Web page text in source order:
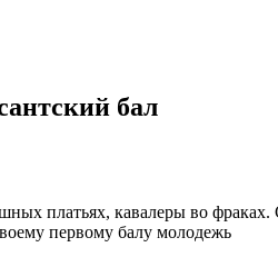
бал
платьях, кавалеры во фраках.
первому балу молодежь